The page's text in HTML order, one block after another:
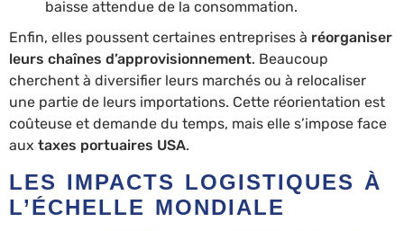
baisse attendue de la consommation.
Enfin, elles poussent certaines entreprises à réorganiser
leurs chaînes d’approvisionnement. Beaucoup
cherchent à diversifier leurs marchés ou à relocaliser
une partie de leurs importations. Cette réorientation est
coûteuse et demande du temps, mais elle s’impose face
aux taxes portuaires USA.
LES IMPACTS LOGISTIQUES À
L’ÉCHELLE MONDIALE